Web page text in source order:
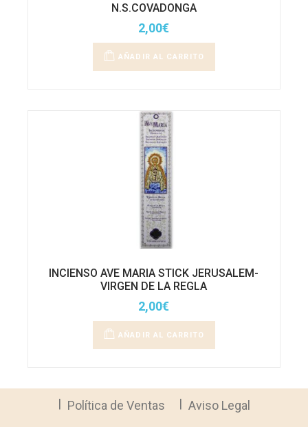
N.S.COVADONGA
2,00€
AÑADIR AL CARRITO
INCIENSO AVE MARIA STICK JERUSALEM-
VIRGEN DE LA REGLA
2,00€
AÑADIR AL CARRITO
Política de Ventas Aviso Legal